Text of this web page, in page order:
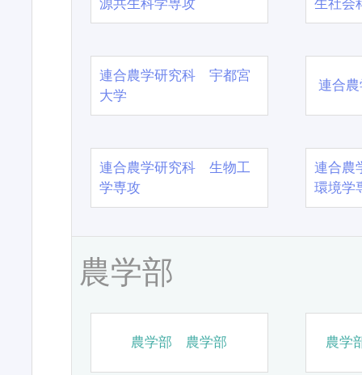
源共生科学専攻
生社会
連合農学研究科 宇都宮
大学
連合
連合農学研究科 生物工
学専攻
連合農
環境学
農学部
農学部 農学部 農学